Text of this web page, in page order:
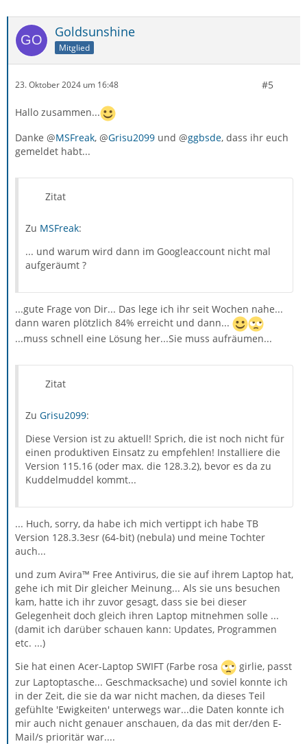
Goldsunshine
Mitglied
23. Oktober 2024 um 16:48 #5
Hallo zusammen...
Danke @MSFreak, @Grisu2099 und @ggbsde, dass ihr euch
gemeldet habt...
Zitat
Zu MSFreak:
... und warum wird dann im Googleaccount nicht mal
aufgeräumt ?
...gute Frage von Dir... Das lege ich ihr seit Wochen nahe...
dann waren plötzlich 84% erreicht und dann...
...muss schnell eine Lösung her...Sie muss aufräumen...
Zitat
Zu Grisu2099:
Diese Version ist zu aktuell! Sprich, die ist noch nicht für
einen produktiven Einsatz zu empfehlen! Installiere die
Version 115.16 (oder max. die 128.3.2), bevor es da zu
Kuddelmuddel kommt...
... Huch, sorry, da habe ich mich vertippt ich habe TB
Version 128.3.3esr (64-bit) (nebula) und meine Tochter
auch...
und zum Avira™ Free Antivirus, die sie auf ihrem Laptop hat,
gehe ich mit Dir gleicher Meinung... Als sie uns besuchen
kam, hatte ich ihr zuvor gesagt, dass sie bei dieser
Gelegenheit doch gleich ihren Laptop mitnehmen solle ...
(damit ich darüber schauen kann: Updates, Programmen
etc. ...)
Sie hat einen Acer-Laptop SWIFT (Farbe rosa
girlie, passt
zur Laptoptasche... Geschmacksache) und soviel konnte ich
in der Zeit, die sie da war nicht machen, da dieses Teil
gefühlte 'Ewigkeiten' unterwegs war...die Daten konnte ich
mir auch nicht genauer anschauen, da das mit der/den E-
Mail/s prioritär war....